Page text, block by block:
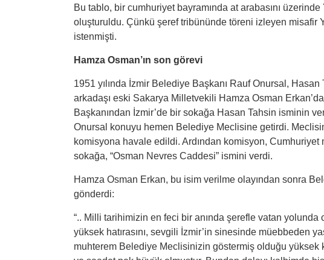
Bu tablo, bir cumhuriyet bayramında at arabasını
oluşturuldu. Çünkü şeref tribününde töreni izleyen misafir
istenmişti.
Hamza Osman’ın son görevi
1951 yılında İzmir Belediye Başkanı Rauf Onursal, Hasan
arkadaşı eski Sakarya Milletvekili Hamza Osman
Başkanından İzmir’de bir sokağa Hasan Tahsin isminin
Onursal konuyu hemen Belediye Meclisine getirdi.
komisyona havale edildi. Ardından komisyon, Cumhuriyet
sokağa, “Osman Nevres Caddesi” ismini verdi.
Hamza Osman Erkan, bu isim verilme olayından sonra
gönderdi:
“.. Milli tarihimizin en feci bir anında şerefle vatan yolunda
yüksek hatırasını, sevgili İzmir’in sinesinde müebbeden
muhterem Belediye Meclisinizin göstermiş olduğu yüksek